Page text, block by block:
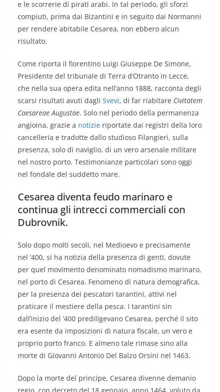
e le scorrerie di pirati arabi. In tal periodo, gli sforzi
compiuti, prima dai Bizantini e in seguito dai Normanni
per rendere abitabile Cesarea, non ebbero alcun
risultato.
Come riporta il fiorentino Luigi Giuseppe De Simone,
Presidente del tribunale di Terra d’Otranto in Lecce,
che nella sua opera edita nell’anno 1888, racconta degli
scarsi risultati avuti dagli Svevi, di far riabitare Civitatem
Caesareae Augustae. Solo nel periodo della permanenza
angioina, grazie a notizie riportate dai registri della loro
cancelleria e tradotte dallo studioso Filangieri, sulla
presenza, solo di naviglio, di un vero arsenale militare
nel nostro porto. Testimonianze particolari sono oggi
nel fondale del suddetto mare.
Cesarea diventa feudo marinaro e
continua gli intrecci commerciali con
Dubrovnik.
Solo dopo molti secoli, nel Medioevo e precisamente
nel ‘400, si ha notizia della presenza di genti, dovute
per quel movimento denominato nomadismo marinaro,
nel porto di Cesarea. Fenomeno di natura demografica,
per la presenza dei pescatori tarantini, attivi nel
praticare il mestiere della pesca. I tarantini sin
dall’inizio del ‘400 prediligevano Cesarea, perché il sito
era esente da imposizioni di natura fiscale, un vero e
proprio porto franco. E almeno tale rimase sino alla
morte di Giovanni Antonio Del Balzo Orsini nel 1463.
Dopo la morte del principe, Cesarea divenne demanio